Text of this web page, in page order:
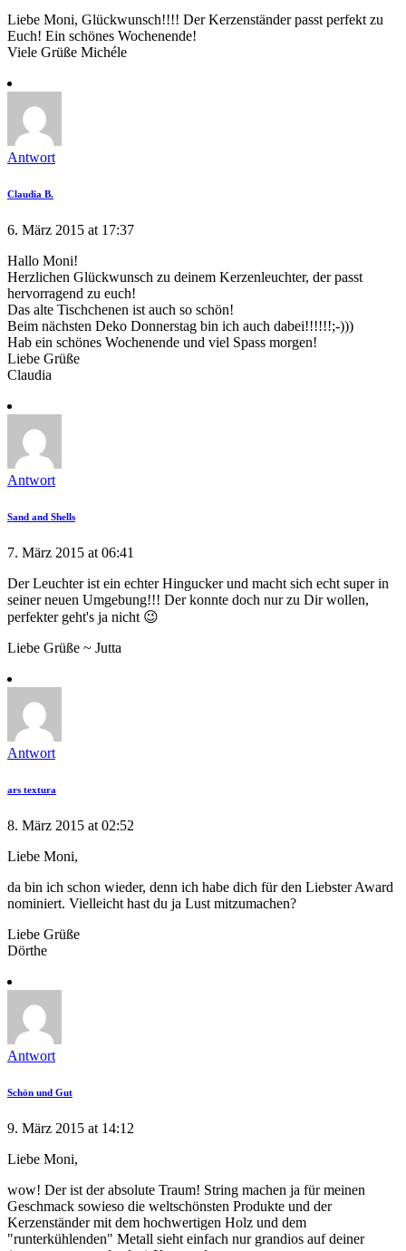
Liebe Moni, Glückwunsch!!!! Der Kerzenständer passt perfekt zu
Euch! Ein schönes Wochenende!
Viele Grüße Michéle
Antwort
Claudia B.
6. März 2015 at 17:37
Hallo Moni!
Herzlichen Glückwunsch zu deinem Kerzenleuchter, der passt
hervorragend zu euch!
Das alte Tischchenen ist auch so schön!
Beim nächsten Deko Donnerstag bin ich auch dabei!!!!!!;-)))
Hab ein schönes Wochenende und viel Spass morgen!
Liebe Grüße
Claudia
Antwort
Sand and Shells
7. März 2015 at 06:41
Der Leuchter ist ein echter Hingucker und macht sich echt super in
seiner neuen Umgebung!!! Der konnte doch nur zu Dir wollen,
perfekter geht's ja nicht 😉
Liebe Grüße ~ Jutta
Antwort
ars textura
8. März 2015 at 02:52
Liebe Moni,
da bin ich schon wieder, denn ich habe dich für den Liebster Award
nominiert. Vielleicht hast du ja Lust mitzumachen?
Liebe Grüße
Dörthe
Antwort
Schön und Gut
9. März 2015 at 14:12
Liebe Moni,
wow! Der ist der absolute Traum! String machen ja für meinen
Geschmack sowieso die weltschönsten Produkte und der
Kerzenständer mit dem hochwertigen Holz und dem
"runterkühlenden" Metall sieht einfach nur grandios auf deiner